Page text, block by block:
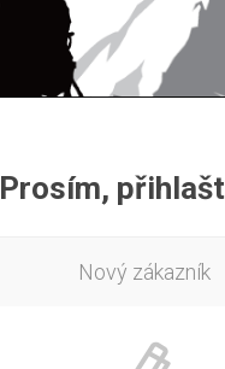
Prosím,
Nový zákazník